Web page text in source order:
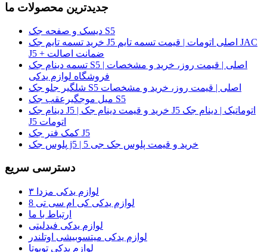
جدیدترین محصولات ما
دیسک و صفحه جک S5
خرید تسمه تایم جک J5 اصلی اتومات | قیمت تسمه تایم JAC
J5 + ضمانت اصالت
تسمه دینام جک S5 اصلی | قیمت روز، خرید و مشخصات |
فروشگاه لوازم یدکی
شلگیر جلو جک S5 اصلی | قیمت روز، خرید و مشخصات
میل موجگیرعقب جک S5
دینام جک J5 | خرید و قیمت دینام جک J5 اتوماتیک | دینام جک
J5 اتومات
کمک فنر جک J5
پلوس جک j5 | خرید و قیمت پلوس جک جی 5
دسترسی سریع
لوازم یدکی مزدا ۳
لوازم یدکی کی ام سی تی 8
ارتباط با ما
لوازم یدکی فیدلیتی
لوازم یدکی میتسوبیشی اوتلندر
لوازم یدکی تویوتا